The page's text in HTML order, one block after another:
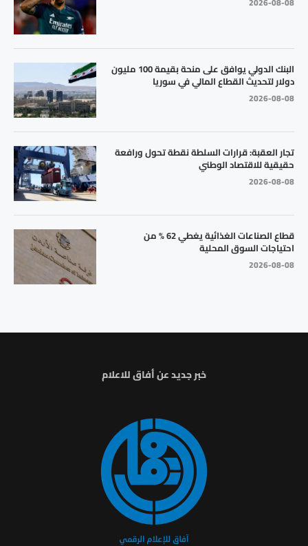
البنك الدولي يوافق على منحة بقيمة 100 مليون
دولار لتحديث القطاع المالي في سوريا
2026-08-08
تجار العقبة: قرارات السلطة نقطة تحول ورافعة
حقيقية للاقتصاد الوطني
2026-08-08
قطاع الصناعات الغذائية يغطي 62 % من
احتياجات السوق المحلية
2026-08-08
خبر جديد عن أفاق للاعلام